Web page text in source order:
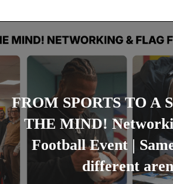
FROM SPORTS TO A
THE MIND!
Football Event |
different